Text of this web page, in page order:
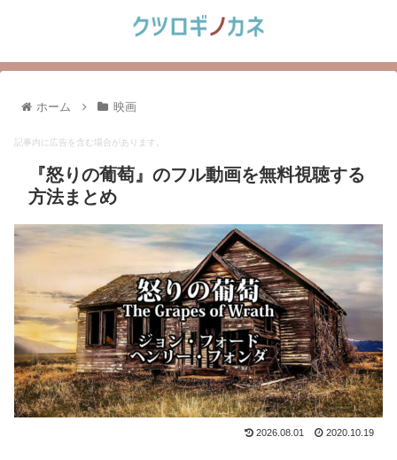
ホーム 映画
記事内に広告を含む場合があります。
『怒りの葡萄』のフル動画を無料視聴する
方法まとめ
2026.08.01 2020.10.19